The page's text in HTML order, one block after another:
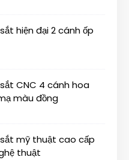
hiện đại 2 cánh ốp
CNC 4 cánh hoa
màu đồng
mỹ thuật cao cấp
thuật